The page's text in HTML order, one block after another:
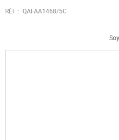
RÉF : QAFAA1468/5C
Passer